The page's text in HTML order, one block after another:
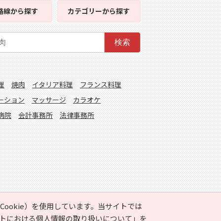
）を使用しています。当サイトでは
における個人情報の取り扱いについて」 を
線から探す カテゴリーから探す
検索
焼肉 イタリア料理
フランス料理
ション マッサージ
カラオケ
院 会計事務所 法律事務所